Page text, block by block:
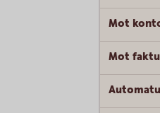
Mot
Mot